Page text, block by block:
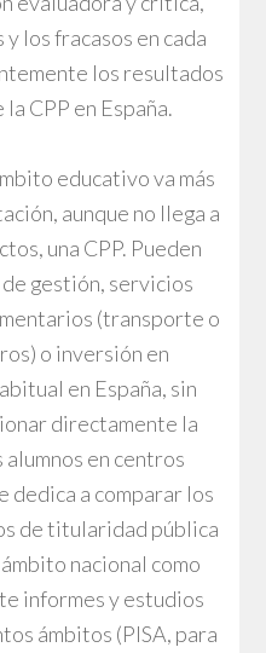
los fracasos en cada
los resultados
CPP en España.
educativo va más
aunque no llega a
una CPP. Pueden
gestión, servicios
(transporte o
o inversión en
en España, sin
directamente la
en centros
dedica a comparar los
de titularidad pública
nacional como
informes y estudios
ámbitos (PISA, para